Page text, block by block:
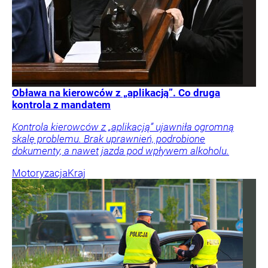
Obława na kierowców z „aplikacją”. Co druga
kontrola z mandatem
Kontrola kierowców z „aplikacją” ujawniła ogromną
skalę problemu. Brak uprawnień, podrobione
dokumenty, a nawet jazda pod wpływem alkoholu.
MotoryzacjaKraj